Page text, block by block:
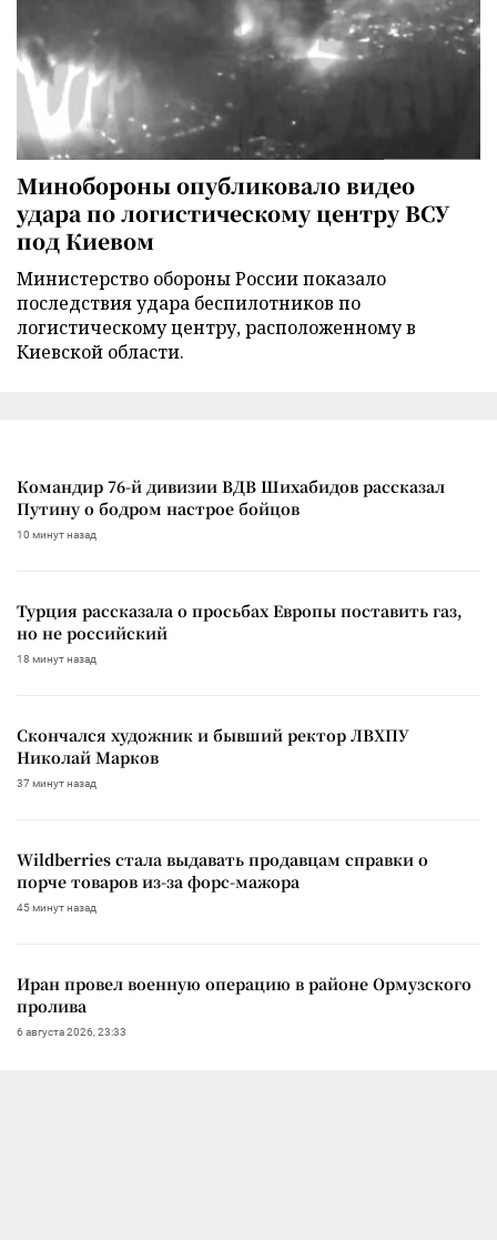
Минобороны опубликовало видео
удара по логистическому центру ВСУ
под Киевом
Министерство обороны России показало
последствия удара беспилотников по
логистическому центру, расположенному в
Киевской области.
Командир 76-й дивизии ВДВ Шихабидов рассказал
Путину о бодром настрое бойцов
10 минут назад
Турция рассказала о просьбах Европы поставить газ,
но не российский
18 минут назад
Скончался художник и бывший ректор ЛВХПУ
Николай Марков
37 минут назад
Wildberries стала выдавать продавцам справки о
порче товаров из-за форс-мажора
45 минут назад
Иран провел военную операцию в районе Ормузского
пролива
6 августа 2026, 23:33